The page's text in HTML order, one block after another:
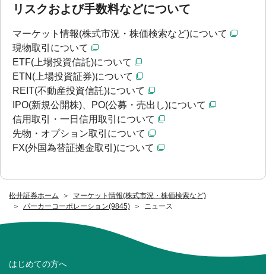
松井証券ホーム
マーケット情報(株式市況・株価検索など)
パーカーコーポレーション(9845)
ニュース
リスクおよび手数料などについて
マーケット情報(株式市況・株価検索など)について
現物取引について
ETF(上場投資信託)について
ETN(上場投資証券)について
REIT(不動産投資信託)について
IPO(新規公開株)、PO(公募・売出し)について
信用取引・一日信用取引について
先物・オプション取引について
FX(外国為替証拠金取引)について
はじめての方へ